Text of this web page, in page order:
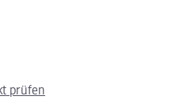
prüfen